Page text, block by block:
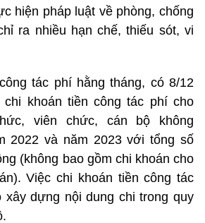
hiện pháp luật về phòng, chống
ra nhiều hạn chế, thiếu sót, vi
tác phí hằng tháng, có 8/12
khoán tiền công tác phí cho
viên chức, cán bộ không
2022 và năm 2023 với tổng số
(không bao gồm chi khoán cho
Việc chi khoán tiền công tác
dựng nội dung chi trong quy